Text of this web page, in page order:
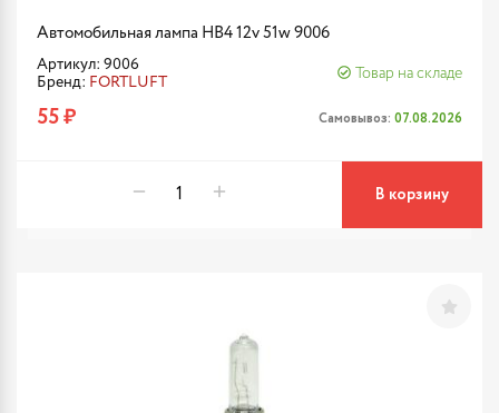
Автомобильная лампа HB4 12v 51w 9006
Артикул: 9006
Бренд: FORTLUFT
Товар на складе
55 ₽ Самовывоз: 07.08.2026
В корзину